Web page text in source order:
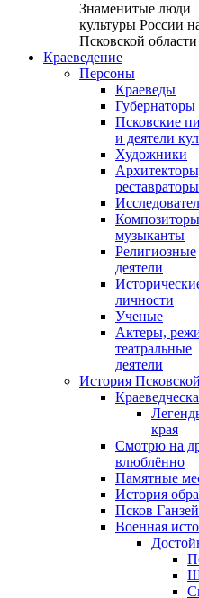
Знаменитые люди
культуры России
Псковской области
Краеведение
Персоны
Краеведы
Губернаторы
Псковские
и деятели
Художники
реставраторы
музыканты
Религиозные
деятели
личности
Ученые
Актеры,
театральные
деятели
История
края
Смотрю на
влюблённо
Памятные
История
Псков
Военная